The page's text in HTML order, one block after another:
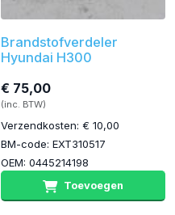
Brandstofverdeler
Hyundai H300
€ 75,00
(inc. BTW)
Verzendkosten: € 10,00
BM-code: EXT310517
OEM: 0445214198
Toevoegen